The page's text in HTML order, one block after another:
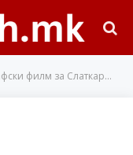
што добија поддршка од Агенцијата за филм